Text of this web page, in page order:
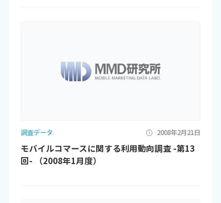
調査データ 2008年2月21日
モバイルコマースに関する利用動向調査 -第13
回- （2008年1月度）